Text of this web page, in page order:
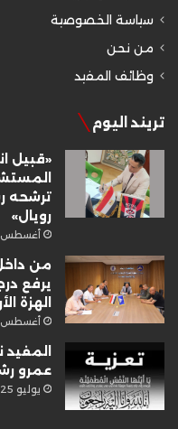
سياسة الخصوصية
من نحن
وظائف المفيد
تريند اليوم
«قبيل
ترشحه
رويال»
أغسطس 6, 2026
من
يرفع
الهزة
أغسطس 3, 2026
عمرو
يوليو 25, 2026